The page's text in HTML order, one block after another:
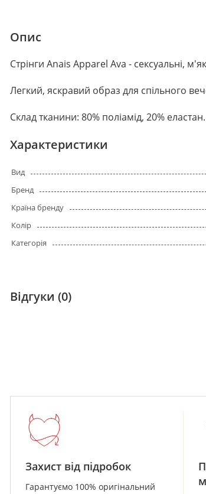
Опис
Стрінги Anais Apparel Ava - сексуальні,
Легкий, яскравий образ для спільного
Склад тканини: 80% поліамід, 20% еластан.
Характеристики
Вид
Бренд
Країна бренду
Колір
Категорія
Відгуки (0)
Захист від підробок
Гарантуємо 100% оригінальний